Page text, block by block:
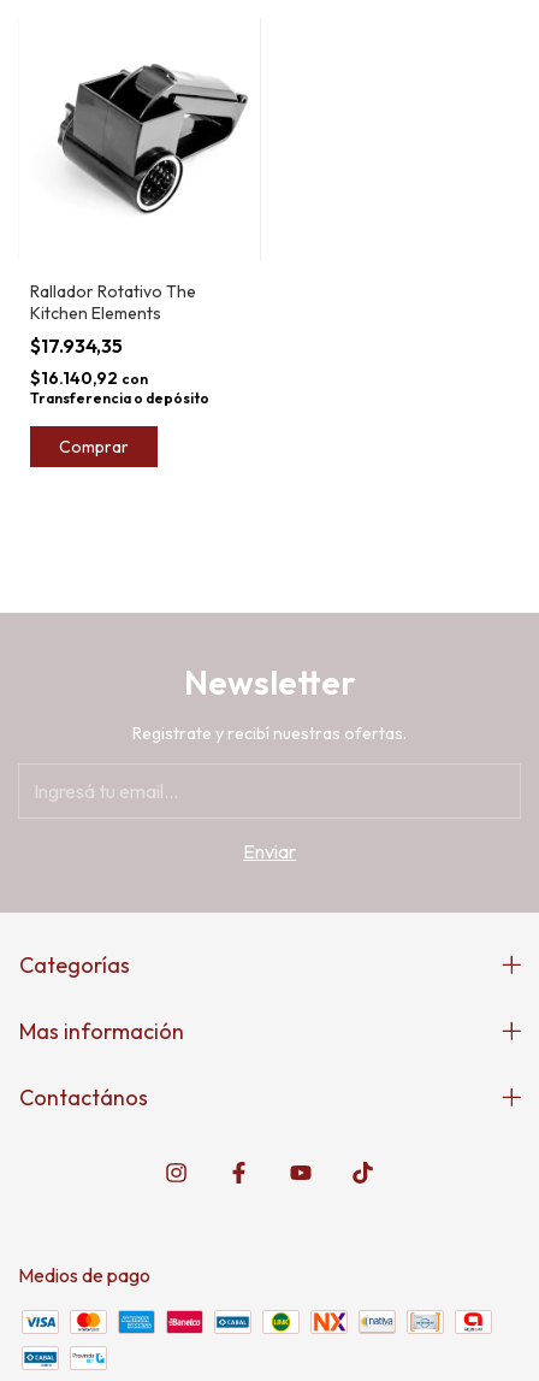
Rallador Rotativo The
Kitchen Elements
$17.934,35
$16.140,92 con
Transferencia o depósito
Comprar
Newsletter
Registrate y recibí nuestras ofertas.
Categorías
Mas información
Contactános
Medios de pago